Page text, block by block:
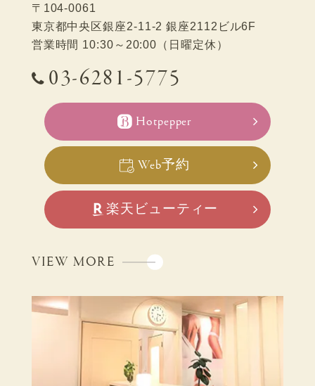
〒104-0061
東京都中央区銀座2-11-2 銀座2112ビル6F
営業時間 10:30～20:00（日曜定休）
03-6281-5775
Hotpepper
Web予約
楽天ビューティー
VIEW MORE